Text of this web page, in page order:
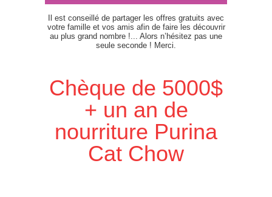
Il est conseillé de partager les offres gratuits avec
votre famille et vos amis afin de faire les découvrir
au plus grand nombre !... Alors n’hésitez pas une
seule seconde ! Merci.
Chèque de 5000$
+ un an de
nourriture Purina
Cat Chow